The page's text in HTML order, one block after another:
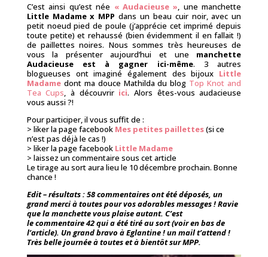
C’est ainsi qu’est née « Audacieuse », une manchette
Little Madame x MPPdans un beau cuir noir, avec un
petit noeud pied de poule (j’apprécie cet imprimé depuis
toute petite) et rehaussé (bien évidemment il en fallait !)
de paillettes noires. Nous sommes très heureuses de
vous la présenter aujourd’hui et une manchette
Audacieuse est à gagner ici-même. 3 autres
blogueuses ont imaginé également des bijoux Little
Madame dont ma douce Mathilda du blog Top Knot and
Tea Cups, à découvrir ici. Alors êtes-vous audacieuse
vous aussi ?!
Pour participer, il vous suffit de :
> liker la page facebook Mes petites paillettes(si ce
n’est pas déjà le cas !)
> liker la page facebook Little Madame
> laissez un commentaire sous cet article
Le tirage au sort aura lieu le 10 décembre prochain. Bonne
chance !
Edit – résultats : 58 commentaires ont été déposés, un
grand merci à toutes pour vos adorables messages ! Ravie
que la manchette vous plaise autant. C’est
le commentaire 42 qui a été tiré au sort (voir en bas de
l’article). Un grand bravo à Eglantine ! un mail t’attend !
Très belle journée à toutes et à bientôt sur MPP.